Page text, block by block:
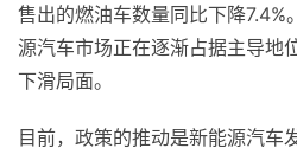
售出的燃油车数量同比下降7.4%
源汽车市场正在逐渐占据主导地
下滑局面。
目前，政策的推动是新能源汽车